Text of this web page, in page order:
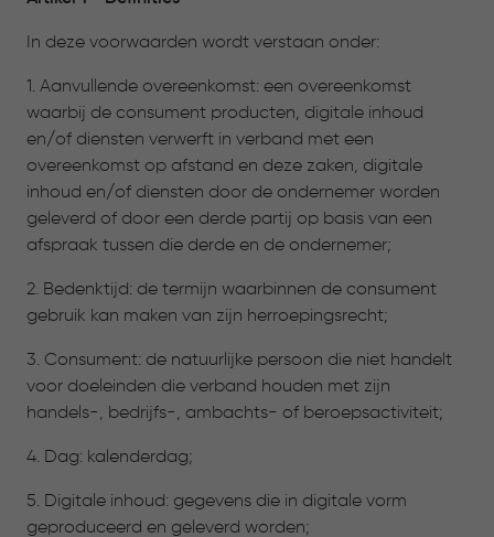
In deze voorwaarden wordt verstaan onder:
1. Aanvullende overeenkomst: een overeenkomst
waarbij de consument producten, digitale inhoud
en/of diensten verwerft in verband met een
overeenkomst op afstand en deze zaken, digitale
inhoud en/of diensten door de ondernemer worden
geleverd of door een derde partij op basis van een
afspraak tussen die derde en de ondernemer;
2. Bedenktijd: de termijn waarbinnen de consument
gebruik kan maken van zijn herroepingsrecht;
3. Consument: de natuurlijke persoon die niet handelt
voor doeleinden die verband houden met zijn
handels-, bedrijfs-, ambachts- of beroepsactiviteit;
4. Dag: kalenderdag;
5. Digitale inhoud: gegevens die in digitale vorm
geproduceerd en geleverd worden;